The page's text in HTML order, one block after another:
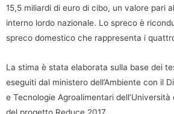
15,5 miliardi di euro di cibo, un valore pari
interno lordo nazionale. Lo spreco è
spreco domestico che rappresenta i
La stima è stata elaborata sulla base dei
eseguiti dal ministero dell’Ambiente con il
e Tecnologie Agroalimentari dell’Università